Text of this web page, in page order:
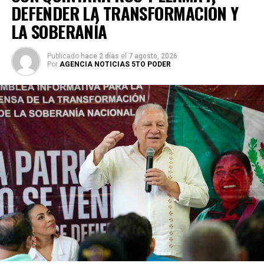
quienes viven estas realidades.
El titular de la Unidad de Asuntos Indígenas, César Uuh Chi,
informó que las siete propuestas surgidas durante la
asamblea serán entregadas al Instituto Nacional de los
Pueblos Indígenas (INPI) para su integración al proyecto
legislativo y posteriormente presentadas en el encuentro
regional del 21 de agosto en Felipe Carrillo Puerto. Añadió
DEFENDER LA TRANSFORMACIÓN Y
LA SOBERANÍA
Publicado hace 2 días el 7 agosto, 2026
Por AGENCIA NOTICIAS 5TO PODER